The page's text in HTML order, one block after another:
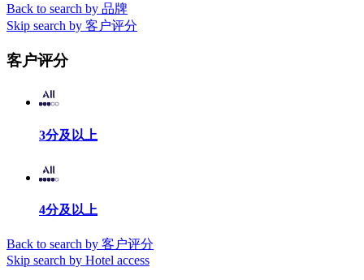
Back to search by 品牌
Skip search by 客户评分
客户评分
3分及以上
4分及以上
Back to search by 客户评分
Skip search by Hotel access